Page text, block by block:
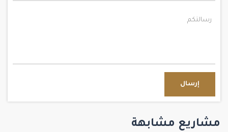
إرسال
مشاريع مشابهة